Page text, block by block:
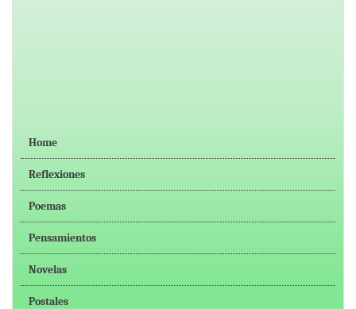
Home
Reflexiones
Poemas
Pensamientos
Novelas
Postales